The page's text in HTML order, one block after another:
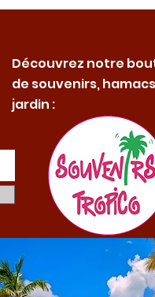
Découvrez notre
de souvenirs,
jardin :